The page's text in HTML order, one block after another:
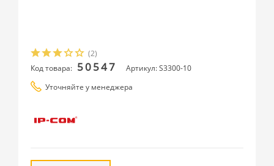
(2)
Код товара: 50547
Артикул: S3300-10
Уточняйте у менеджера